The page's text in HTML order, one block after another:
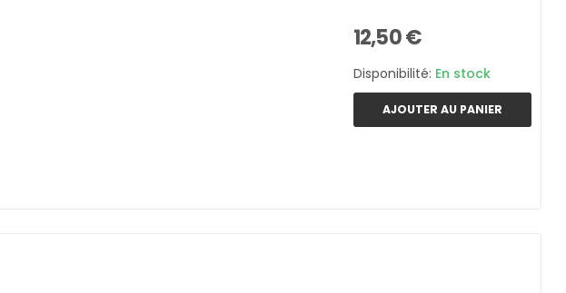
12,50 €
Disponibilité: En stock
AJOUTER AU PANIER